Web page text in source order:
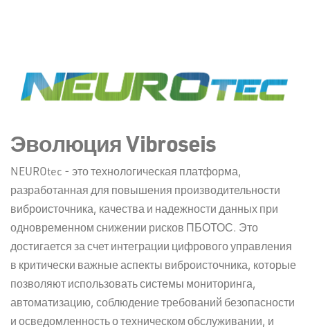
Эволюция Vibroseis
NEUROtec - это технологическая платформа,
разработанная для повышения производительности
виброисточника, качества и надежности данных при
одновременном снижении рисков ПБОТОС. Это
достигается за счет интеграции цифрового управления
в критически важные аспекты виброисточника, которые
позволяют использовать системы мониторинга,
автоматизацию, соблюдение требований безопасности
и осведомленность о техническом обслуживании, и